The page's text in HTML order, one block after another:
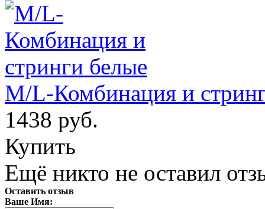
M/L-Комбинация и
1438 руб.
Купить
Ещё никто не оставил
Оставить отзыв
Ваше Имя: